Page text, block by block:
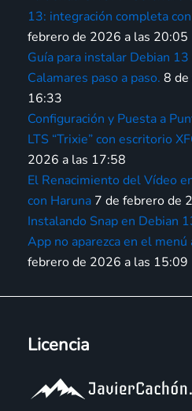
13: integración completa
febrero de 2026 a las 20:05
Guía para instalar Debian
Calamares paso a paso. 8
16:33
Configuración y Puesta a
LTS “Trixie” con escritorio
2026 a las 17:58
El Renacimiento del Vídeo
con Haruna 7 de febrero de
Instalando Snap en Debian
App no aparezca en el menú
febrero de 2026 a las 15:09
Licencia